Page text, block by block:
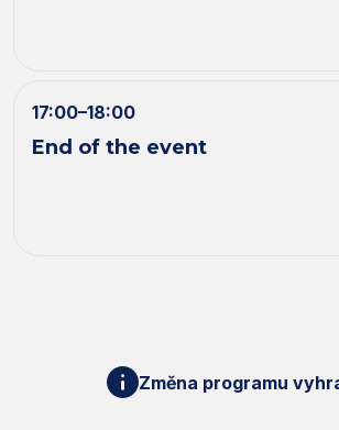
17:00–18:00
End of the event
Změna programu